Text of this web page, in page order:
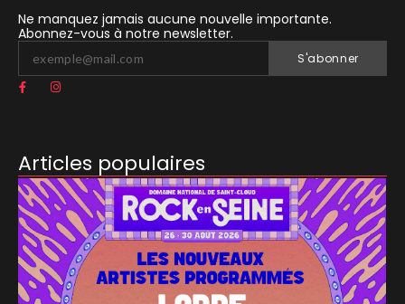
Ne manquez jamais aucune nouvelle importante.
Abonnez-vous à notre newsletter.
S'abonner
Articles populaires